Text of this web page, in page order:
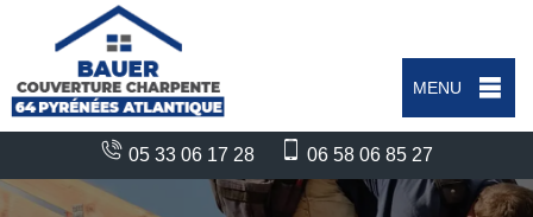
MENU
05 33 06 17 28 06 58 06 85 27